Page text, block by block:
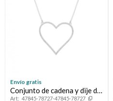
Envío gratis
Conjunto de cadena y dije de
47845-78727-47845-78727